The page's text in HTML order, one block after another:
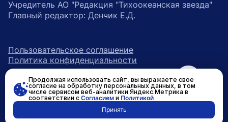
Учредитель АО "Редакция "Тихоокеанская звезда"
Главный редактор: Денчик Е.Д.
Пользовательское соглашение
Политика конфиденциальности
ссылка на главную
возрастное ограничение 16+
ссылка на страницу в Вконтакте
ссылка на страницу в
ссылка на канал в
Разработано в
Продолжая использовать сайт, вы выражаете свое
согласие на обработку персональных данных, в том
числе сервисом веб-аналитики Яндекс.Метрика в
соответствии с Согласиеми Политикой
Принять